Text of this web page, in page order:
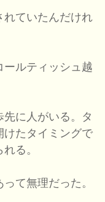
ていたんだけれ
ルティッシュ越
に人がいる。タ
けたタイミングで
る。
て無理だった。